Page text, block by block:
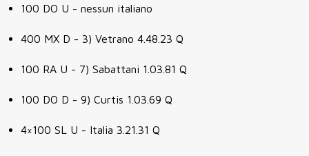
100 DO U - nessun italiano
400 MX D - 3) Vetrano 4.48.23 Q
100 RA U - 7) Sabattani 1.03.81 Q
100 DO D - 9) Curtis 1.03.69 Q
4×100 SL U - Italia 3.21.31 Q